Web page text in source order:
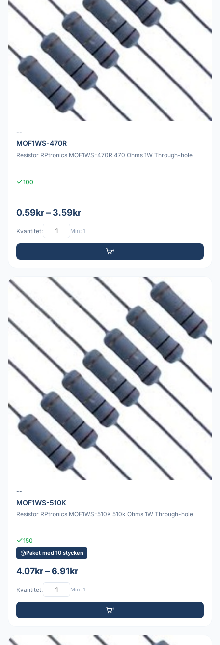
--
MOF1WS-470R
Resistor RPtronics MOF1WS-470R 470 Ohms 1W Through-hole
100
0.59kr – 3.59kr
Kvantitet: Min: 1
--
MOF1WS-510K
Resistor RPtronics MOF1WS-510K 510k Ohms 1W Through-hole
150
Paket med 10 stycken
4.07kr – 6.91kr
Kvantitet: Min: 1